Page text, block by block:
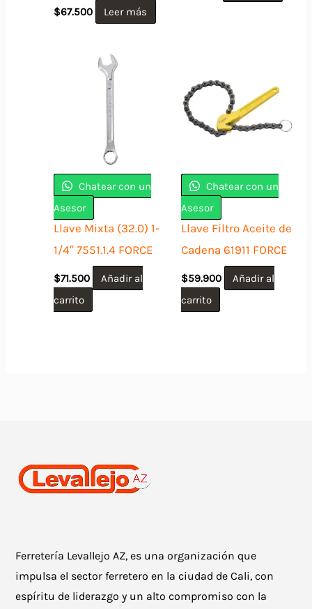
$67.500 Leer más
Chatear con un
Asesor
Llave Mixta (32.0) 1-
1/4″ 7551.1.4 FORCE
$71.500
Añadir al
carrito
Chatear con un
Asesor
Llave Filtro Aceite de
Cadena 61911 FORCE
$59.900
Añadir al
carrito
Ferretería Levallejo AZ, es una organización que
impulsa el sector ferretero en la ciudad de Cali, con
espíritu de liderazgo y un alto compromiso con la